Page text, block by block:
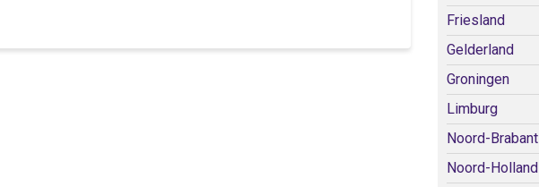
Friesland
Gelderland
Groningen
Limburg
Noord-Brabant
Noord-Holland